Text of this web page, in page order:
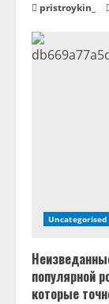
pristroykin_
Uncategorised
популярной
которые